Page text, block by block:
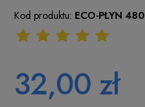
Kod produktu: ECO-PŁYN 480
32,00 zł